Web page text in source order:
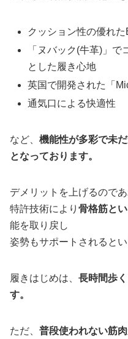
クッション性の優れた
「ヌバック(牛革)」
とした履き心地
英国で開発された「
通気口による快適性
など、 機能性が多彩で未
となっております。
デメリットを上げるのであ
特許技術により 骨格筋と
能を取り戻し
姿勢もサポートされるとい
履きはじめは、 長時間歩
す。
ただ、 普段使われない筋